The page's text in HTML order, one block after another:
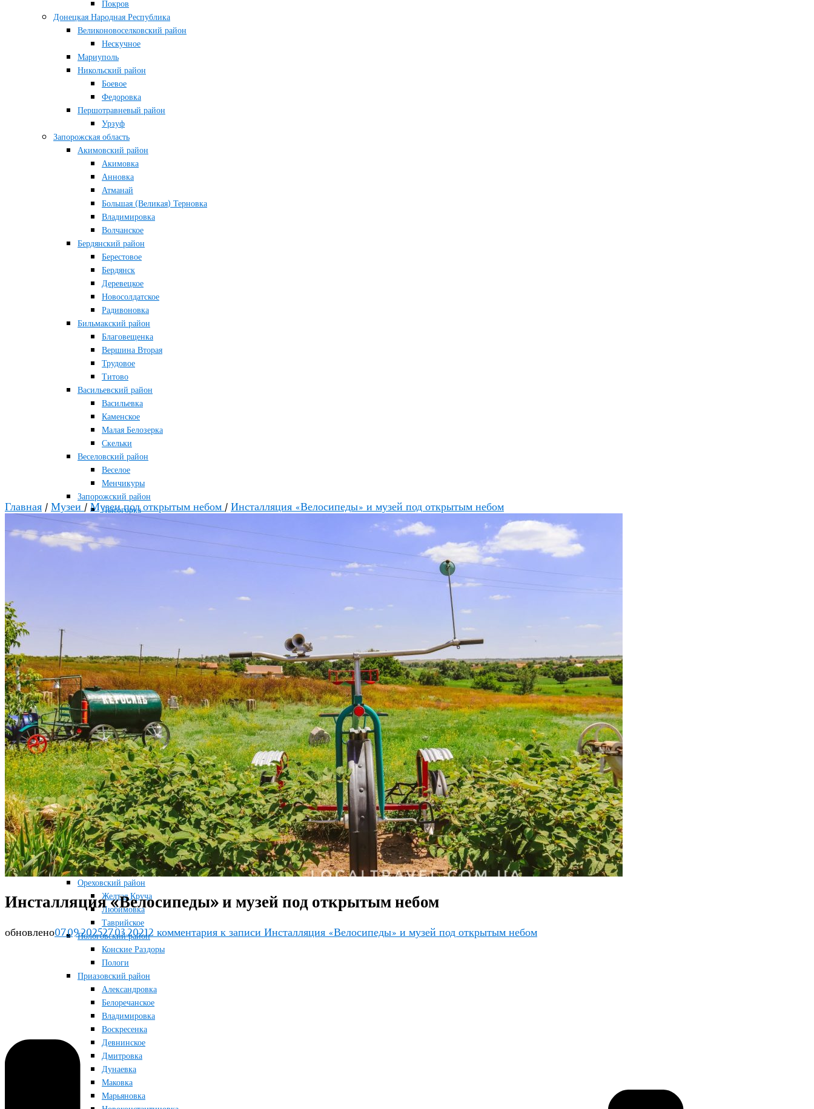
Покров
Донецкая Народная Республика
Великоновоселковский район
Нескучное
Мариуполь
Никольский район
Боевое
Федоровка
Першотравневый район
Урзуф
Запорожская область
Акимовский район
Акимовка
Анновка
Атманай
Большая (Великая) Терновка
Владимировка
Волчанское
Бердянский район
Берестовое
Бердянск
Деревецкое
Новосолдатское
Радивоновка
Бильмакский район
Благовещенка
Вершина Вторая
Трудовое
Титово
Васильевский район
Васильевка
Каменское
Малая Белозерка
Скельки
Веселовский район
Веселое
Менчикуры
Запорожский район
Лысогорка
Каменско-Днепровский район
Большая Знаменка
Каменка-Днепровская
Мордвиновка
Новопилиповка
Орлово
Садовое
Светлодолинское
Спасское
Старобогдановка
Терпенье
Тихоновка
Михайловский район
Братское
Зразковое
Марьяновка
Плодородное
Новониколаевский район
Новосоленое
Терноватое
Терсянка
Ореховский район
Желтая Круча
Любимовка
Таврийское
Пологовский район
Конские Раздоры
Пологи
Приазовский район
Александровка
Белоречанское
Владимировка
Воскресенка
Девнинское
Дмитровка
Дунаевка
Маковка
Марьяновка
Главная / Музеи / Музеи под открытым небом / Инсталляция «Велосипеды» и музей под открытым небом
Инсталляция «Велосипеды» и музей под открытым небом
обновлено07.09.202527.03.20212 комментария к записи Инсталляция «Велосипеды» и музей под открытым небом